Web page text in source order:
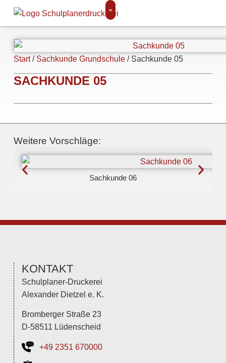
Start/ Sachkunde Grundschule/ Sachkunde 05
SACHKUNDE 05
Weitere Vorschläge:
Sachkunde 06
KONTAKT
Schulplaner-Druckerei
Alexander Dietzel e. K.
Bromberger Straße 23
D-58511 Lüdenscheid
+49 2351 670000